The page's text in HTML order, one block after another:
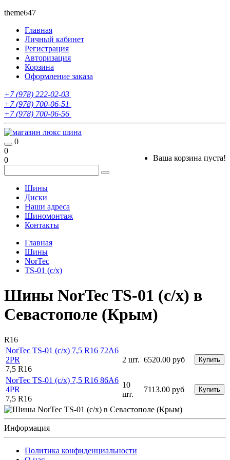
theme647
Главная
Личный кабинет
Регистрация
Авторизация
Корзина
Оформление заказа
+7 (978) 222-02-03
+7 (978) 700-06-51
+7 (978) 700-06-56
0
Ваша корзина пуста!
0
0
Шины
Диски
Наши адреса
Шиномонтаж
Контакты
Главная
Шины
NorTec
TS-01 (с/х)
Шины NorTec TS-01 (с/х) в
Севастополе (Крым)
R16
NorTec TS-01 (с/х) 7,5 R16 72A6
2PR
7,5 R16
2 шт. 6520.00 руб Купить
NorTec TS-01 (с/х) 7,5 R16 86A6
4PR
7,5 R16
10
шт.
7113.00 руб Купить
Информация
Политика конфиденциальности